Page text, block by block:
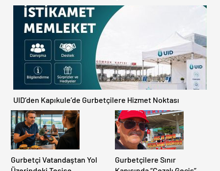
Kapıkule’de Yoğunluk
Artıyor!
Ülke Güncel Trafik Kuralları,
Avrupa Otoyol Hız Limitleri
UID’den Kapıkule’de Gurbetçilere Hizmet Noktası
Gurbetçi Vatandaştan Yol
Gurbetçilere Sınır